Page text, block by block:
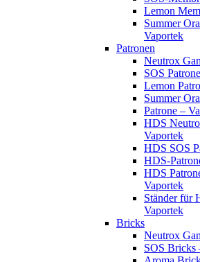
Lemon
Summer
Vaportek
Patronen
Neutrox
SOS
Lemon
Summer
Patrone –
HDS
Vaportek
HDS SOS
HDS-
HDS
Vaportek
Ständer für
Vaportek
Bricks
Neutrox
SOS Bricks